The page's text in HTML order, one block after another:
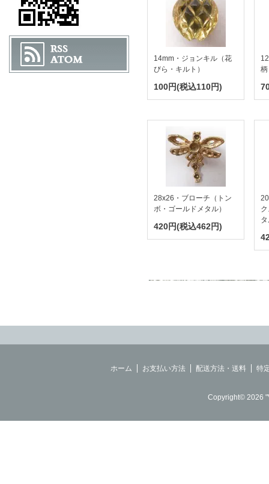
14mm・ジョンキル（花
びら・キルト）
100円(税込110円)
28x26・ブローチ（トン
ボ・ゴールドメタル）
420円(税込462円)
ホーム お支払い方法 配送方法・送料 特
Copyright© 2026